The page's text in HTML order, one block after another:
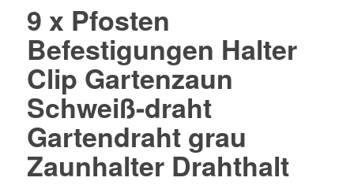
9 x Pfosten
Befestigungen Halter
Clip Gartenzaun
Schweiß-draht
Gartendraht grau
Zaunhalter Drahthalt